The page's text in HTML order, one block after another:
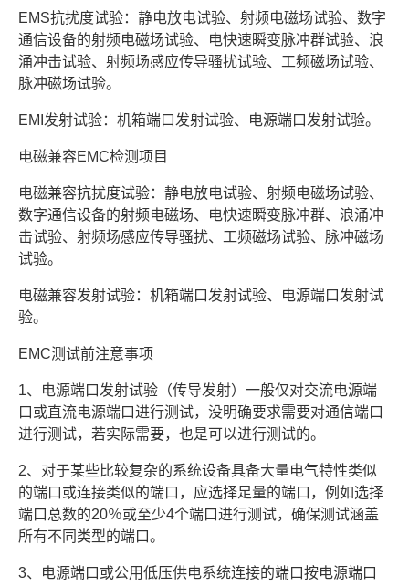
EMS抗扰度试验：静电放电试验、射频电磁场试验、数字
通信设备的射频电磁场试验、电快速瞬变脉冲群试验、浪
涌冲击试验、射频场感应传导骚扰试验、工频磁场试验、
脉冲磁场试验。
EMI发射试验：机箱端口发射试验、电源端口发射试验。
电磁兼容EMC检测项目
电磁兼容抗扰度试验：静电放电试验、射频电磁场试验、
数字通信设备的射频电磁场、电快速瞬变脉冲群、浪涌冲
击试验、射频场感应传导骚扰、工频磁场试验、脉冲磁场
试验。
电磁兼容发射试验：机箱端口发射试验、电源端口发射试
验。
EMC测试前注意事项
1、电源端口发射试验（传导发射）一般仅对交流电源端
口或直流电源端口进行测试，没明确要求需要对通信端口
进行测试，若实际需要，也是可以进行测试的。
2、对于某些比较复杂的系统设备具备大量电气特性类似
的端口或连接类似的端口，应选择足量的端口，例如选择
端口总数的20％或至少4个端口进行测试，确保测试涵盖
所有不同类型的端口。
3、电源端口或公用低压供电系统连接的端口按电源端口